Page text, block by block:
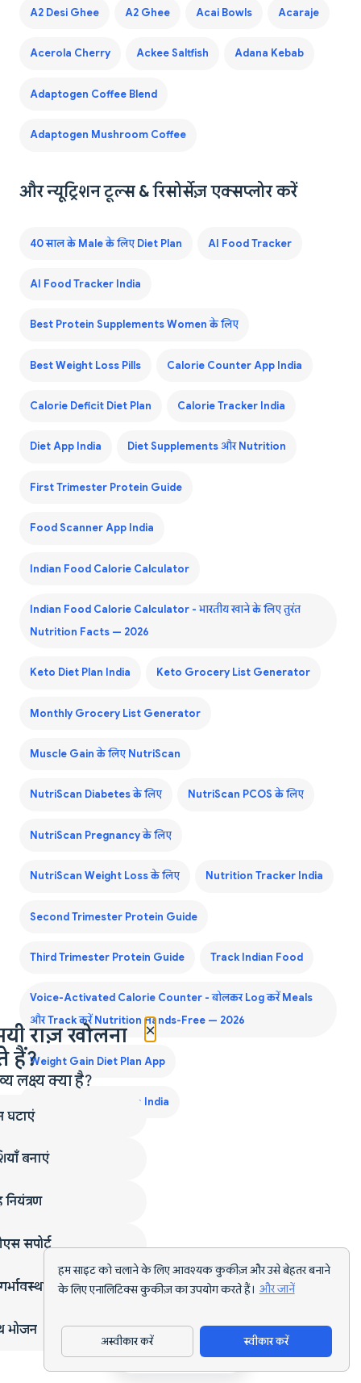
हम साइट को चलाने के लिए आवश्यक कुकीज़ और उसे बेहतर बनाने
के लिए एनालिटिक्स कुकीज़ का उपयोग करते हैं। और जानें
अस्वीकार करें स्वीकार करें
A2 Desi Ghee A2 Ghee Acai Bowls Acaraje
Acerola Cherry Ackee Saltfish Adana Kebab
Adaptogen Coffee Blend
Adaptogen Mushroom Coffee
और न्यूट्रिशन टूल्स & रिसोर्सेज़ एक्सप्लोर करें
40 साल के Male के लिए Diet Plan AI Food Tracker
AI Food Tracker India
Best Protein Supplements Women के लिए
Best Weight Loss Pills Calorie Counter App India
Calorie Deficit Diet Plan Calorie Tracker India
Diet App India Diet Supplements और Nutrition
First Trimester Protein Guide
Food Scanner App India
Indian Food Calorie Calculator
Indian Food Calorie Calculator - भारतीय खाने के लिए तुरंत
Nutrition Facts — 2026
Keto Diet Plan India Keto Grocery List Generator
Monthly Grocery List Generator
Muscle Gain के लिए NutriScan
NutriScan Diabetes के लिए NutriScan PCOS के लिए
NutriScan Pregnancy के लिए
NutriScan Weight Loss के लिए Nutrition Tracker India
Second Trimester Protein Guide
Third Trimester Protein Guide Track Indian Food
Voice-Activated Calorie Counter - बोलकर Log करें Meals
और Track करें Nutrition Hands-Free — 2026
Weight Gain Diet Plan App
Weight Gain Diet Plan India
ऐप डाउनलोड करें
×
राज़ खोलना
हैं?
लक्ष्य क्या है?
घटाएं
बनाएं
सपोर्ट
भोजन